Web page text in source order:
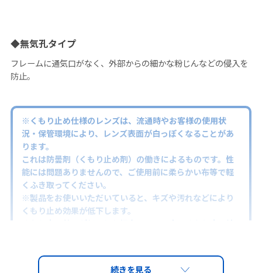
◆無気孔タイプ
フレームに通気口がなく、外部からの細かな粉じんなどの侵入を
防止。
※くもり止め仕様のレンズは、流通時やお客様の使用状
況・保管環境により、レンズ表面が白っぽくなることがあ
ります。
これは防曇剤（くもり止め剤）の働きによるものです。性
能には問題ありませんので、ご使用前に柔らかい布等で軽
くふき取ってください。
※製品をお使いいただいていると、キズや汚れなどにより
くもり止め効果が低下します。
くもり止め効果が低下した場合には、別売のくもり止め液